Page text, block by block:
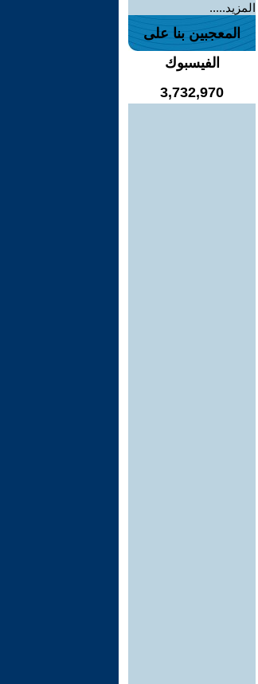
المزيد.....
المعجبين بنا على
الفيسبوك
3,732,970